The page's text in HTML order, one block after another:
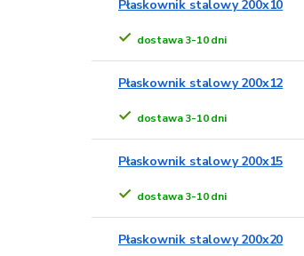
Płaskownik stalowy 200x10
dostawa 3-10 dni
Płaskownik stalowy 200x12
dostawa 3-10 dni
Płaskownik stalowy 200x15
dostawa 3-10 dni
Płaskownik stalowy 200x20